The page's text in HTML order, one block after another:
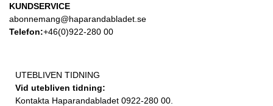
KUNDSERVICE
abonnemang@haparandabladet.se
Telefon:+46(0)922-280 00
UTEBLIVEN TIDNING
Vid utebliven tidning:
Kontakta Haparandabladet 0922-280 00.